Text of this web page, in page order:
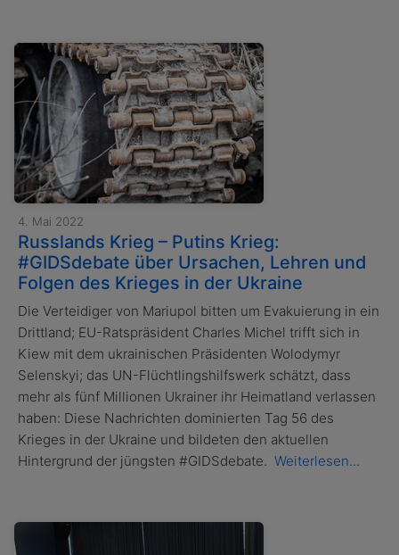
4. Mai 2022
Russlands Krieg – Putins Krieg:
#GIDSdebate über Ursachen, Lehren und
Folgen des Krieges in der Ukraine
Die Verteidiger von Mariupol bitten um Evakuierung in ein
Drittland; EU-Ratspräsident Charles Michel trifft sich in
Kiew mit dem ukrainischen Präsidenten Wolodymyr
Selenskyi; das UN-Flüchtlingshilfswerk schätzt, dass
mehr als fünf Millionen Ukrainer ihr Heimatland verlassen
haben: Diese Nachrichten dominierten Tag 56 des
Krieges in der Ukraine und bildeten den aktuellen
Hintergrund der jüngsten #GIDSdebate. Weiterlesen...